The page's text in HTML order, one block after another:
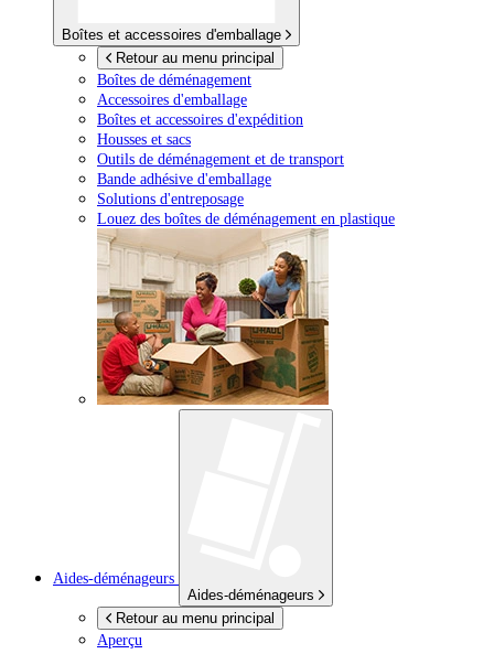
Boîtes et accessoires d'emballage
Retour au menu principal
Boîtes de déménagement
Accessoires d'emballage
Boîtes et accessoires d'expédition
Housses et sacs
Outils de déménagement et de transport
Bande adhésive d'emballage
Solutions d'entreposage
Louez des boîtes de déménagement en plastique
Aides-déménageurs
Aides-déménageurs
Retour au menu principal
Aperçu